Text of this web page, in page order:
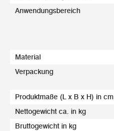
Anwendungsbereich
Material
Verpackung
Produktmaße (L x B x H) in cm
Nettogewicht ca. in kg
Bruttogewicht in kg